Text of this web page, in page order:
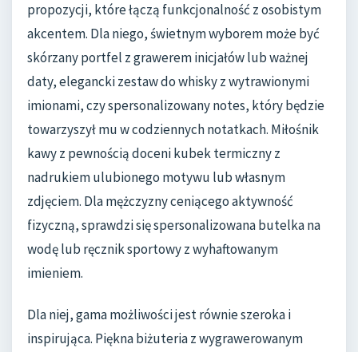
propozycji, które łączą funkcjonalność z osobistym
akcentem. Dla niego, świetnym wyborem może być
skórzany portfel z grawerem inicjałów lub ważnej
daty, elegancki zestaw do whisky z wytrawionymi
imionami, czy spersonalizowany notes, który będzie
towarzyszył mu w codziennych notatkach. Miłośnik
kawy z pewnością doceni kubek termiczny z
nadrukiem ulubionego motywu lub własnym
zdjęciem. Dla mężczyzny ceniącego aktywność
fizyczną, sprawdzi się spersonalizowana butelka na
wodę lub ręcznik sportowy z wyhaftowanym
imieniem.
Dla niej, gama możliwości jest równie szeroka i
inspirująca. Piękna biżuteria z wygrawerowanym